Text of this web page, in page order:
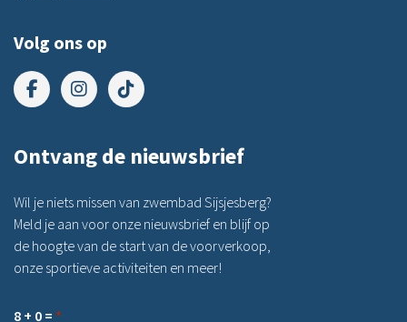
Volg ons op
Ontvang de nieuwsbrief
Wil je niets missen van zwembad Sijsjesberg?
Meld je aan voor onze nieuwsbrief en blijf op
de hoogte van de start van de voorverkoop,
onze sportieve activiteiten en meer!
8 + 0 = *